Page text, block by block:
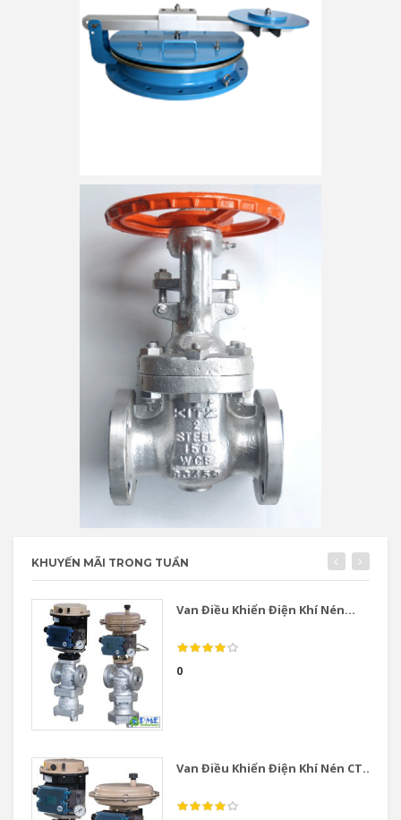
KHUYẾN MÃI TRONG TUẦN
Van Điều Khiển Điện Khí Nén...
0
Van Điều Khiển Điện Khí Nén CT...